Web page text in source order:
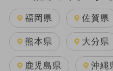
福岡県 佐賀県
熊本県 大分県
鹿児島県 沖縄